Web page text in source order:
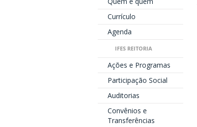
Currículo
Agenda
IFES REITORIA
Ações e Programas
Participação Social
Auditorias
Convênios e
Transferências